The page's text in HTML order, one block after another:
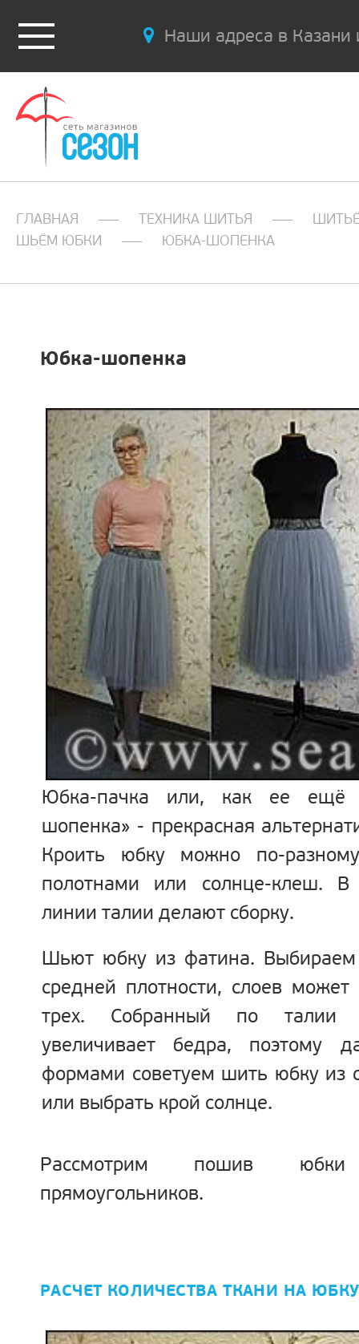
Наши адреса в Казани
ГЛАВНАЯ ТЕХНИКА ШИТЬЯ
ШЬЁМ ЮБКИ
ЮБКА-ШОПЕНКА
Юбка-шопенка
Юбка-пачка или, как ее ещё
шопенка» - прекрасная
Кроить юбку можно по-
полотнами или солнце-клеш. В
линии талии делают сборку.
Шьют юбку из фатина.
средней плотности, слоев
трех. Собранный по талии
увеличивает бедра,
формами советуем шить юбку из
или выбрать крой солнце.
Рассмотрим пошив
прямоугольников.
РАСЧЕТ КОЛИЧЕСТВА ТКАНИ НА